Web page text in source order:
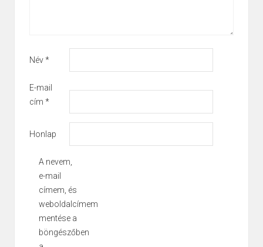
Név*
E-mail
cím *
Honlap
A nevem,
e-mail
címem, és
weboldalcímem
mentése a
böngészőben